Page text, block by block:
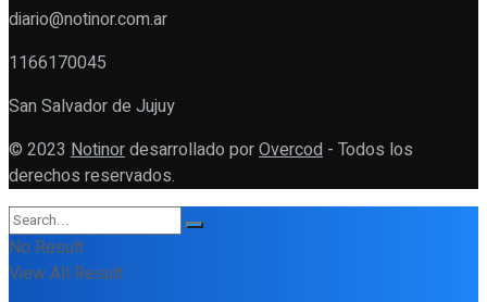
diario@notinor.com.ar
1166170045
San Salvador de Jujuy
© 2023 Notinordesarrollado porOvercod - Todos los
derechos reservados.
No Result
View All Result